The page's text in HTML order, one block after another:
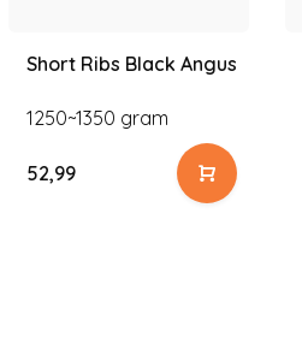
Short Ribs Black Angus
1250~1350 gram
52,99